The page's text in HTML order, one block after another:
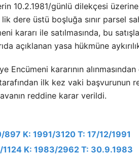
10.2.1981/günlü dilekçesi
dere üstü boşluğa sınır parsel
kararı ile satılmasında, bu
açıklanan yasa hükmüne
Encümeni kararının
ilk kez vaki başvurunun
reddine karar verildi.
897 K: 1991/3120 T: 17/12/1991
1124 K: 1983/2962 T: 30.9.1983